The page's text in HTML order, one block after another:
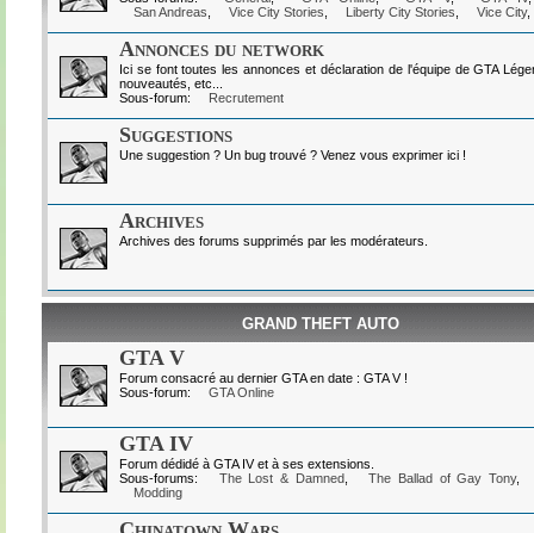
San Andreas
Vice City Stories Liberty City Stories Vice City,
Annonces du network
Ici se font toutes les annonces et déclaration de l'équipe de GTA
nouveautés, etc...
Sous-forum:
Recrutement
Suggestions
Une suggestion ? Un bug trouvé ? Venez vous exprimer ici !
Archives
Archives des forums supprimés par les modérateurs.
GRAND THEFT AUTO
GTA V
Forum consacré au dernier GTA en date : GTA V !
Sous-forum:
GTA Online
GTA IV
Forum dédidé à GTA IV et à ses extensions.
Sous-forums:
The Lost & Damned, The Ballad of Gay Tony,
Modding